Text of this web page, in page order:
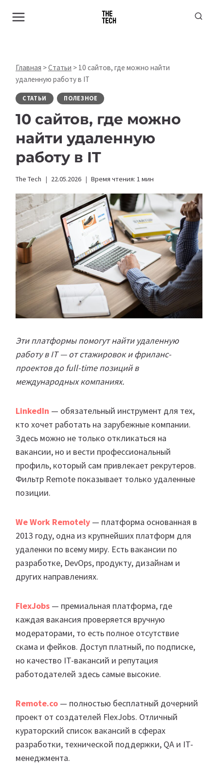
Главная >Статьи > 10 сайтов, где можно найти
удаленную работу в IT
СТАТЬИ ПОЛЕЗНОЕ
10 сайтов, где можно
найти удаленную
работу в IT
The Tech 22.05.2026 Время чтения: 1 мин
Эти платформы помогут найти удаленную
работу в IT — от стажировок и фриланс-
проектов до full-time позиций в
международных компаниях.
LinkedIn — обязательный инструмент для тех,
кто хочет работать на зарубежные компании.
Здесь можно не только откликаться на
вакансии, но и вести профессиональный
профиль, который сам привлекает рекрутеров.
Фильтр Remote показывает только удаленные
позиции.
We Work Remotely — платформа основанная в
2013 году, одна из крупнейших платформ для
удаленки по всему миру. Есть вакансии по
разработке, DevOps, продукту, дизайнам и
других направлениях.
FlexJobs — премиальная платформа, где
каждая вакансия проверяется вручную
модераторами, то есть полное отсутствие
скама и фейков. Доступ платный, по подписке,
но качество IT-вакансий и репутация
работодателей здесь самые высокие.
Remote.co — полностью бесплатный дочерний
проект от создателей FlexJobs. Отличный
кураторский список вакансий в сферах
разработки, технической поддержки, QA и IT-
менеджмента.